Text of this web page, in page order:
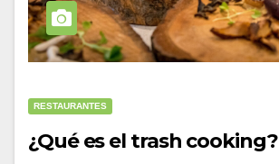
RESTAURANTES
¿Qué es el trash cooking?